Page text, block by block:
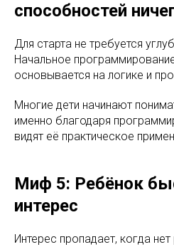
способностей
Для старта не требуется
Начальное
основывается на логике и
Многие дети начинают
именно благодаря
видят её практическое
Миф 5: Ребёнок
интерес
Интерес пропадает, когда нет